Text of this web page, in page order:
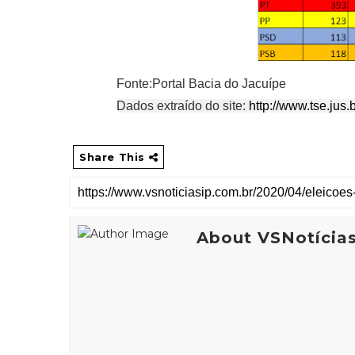
Fonte:Portal Bacia do Jacuípe
Dados extraído do site: http://
Share This
About